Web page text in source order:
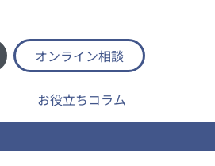
オンライン相談
お役立ちコラム